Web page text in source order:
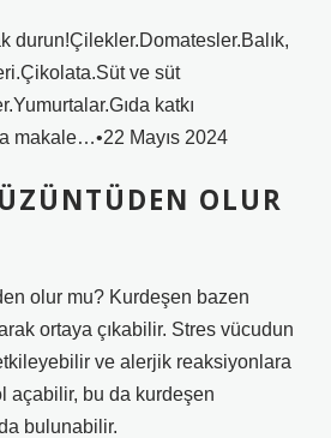
durun!Çilekler.Domatesler.Balık,
ve süt
katkı
makale…•22 Mayıs 2024
OLUR
olur mu? Kurdeşen bazen
ortaya çıkabilir. Stres vücudun
ve alerjik reaksiyonlara
açabilir, bu da kurdeşen
bulunabilir.